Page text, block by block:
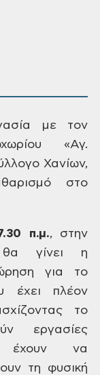
με τον
«Αγ.
Χανίων,
στο
π.μ., στην
θα γίνει η
για το
έχει πλέον
το
εργασίες
έχουν να
τη φυσική